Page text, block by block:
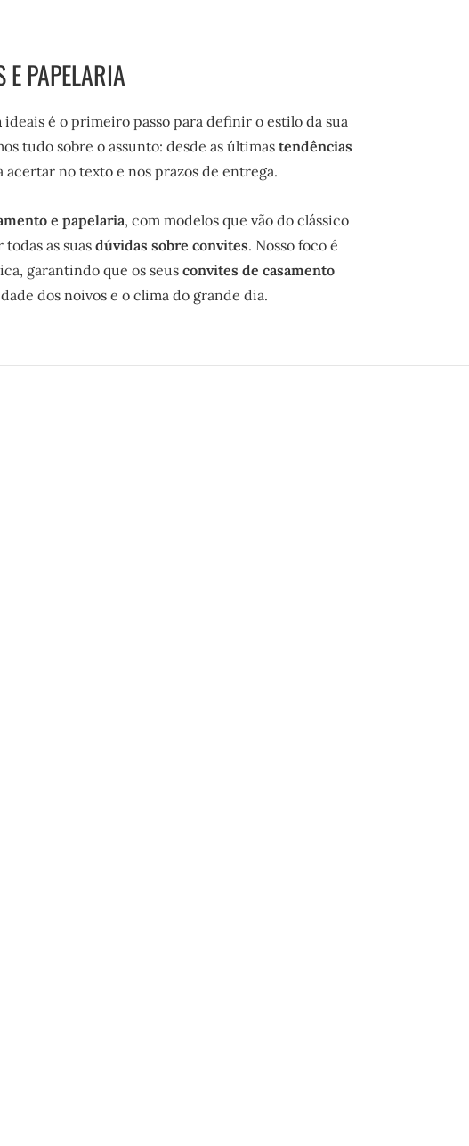
E PAPELARIA
ideais é o primeiro passo para definir o estilo da sua
tudo sobre o assunto: desde as últimas tendências
no texto e nos prazos de entrega.
e papelaria, com modelos que vão do clássico
as suas dúvidas sobre convites. Nosso foco é
garantindo que os seus convites de casamento
dos noivos e o clima do grande dia.